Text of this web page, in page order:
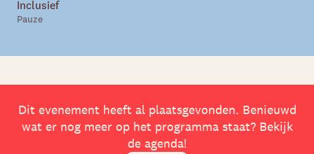
Inclusief
Pauze
Dit evenement heeft al plaatsgevonden. Benieuwd
wat er nog meer op het programma staat? Bekijk
de agenda!